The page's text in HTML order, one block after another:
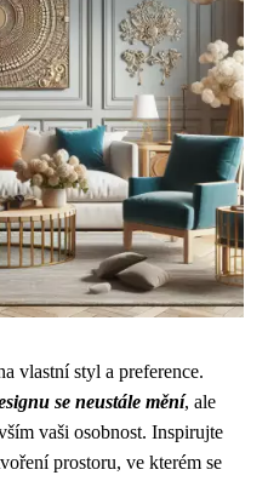
vlastní styl a preference.
se neustále mění, ale
vaši osobnost. Inspirujte
prostoru, ve kterém se